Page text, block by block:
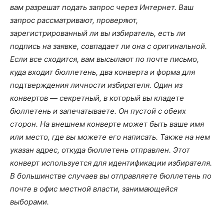
вам разрешат подать запрос через Интернет. Ваш
запрос рассматривают, проверяют,
зарегистрированный ли вы избиратель, есть ли
подпись на заявке, совпадает ли она с оригинальной.
Если все сходится, вам высылают по почте письмо,
куда входит бюллетень, два конверта и форма для
подтверждения личности избирателя. Один из
конвертов — секретный, в который вы кладете
бюллетень и запечатываете. Он пустой с обеих
сторон. На внешнем конверте может быть ваше имя
или место, где вы можете его написать. Также на нем
указан адрес, откуда бюллетень отправлен. Этот
конверт используется для идентификации избирателя.
В большинстве случаев вы отправляете бюллетень по
почте в офис местной власти, занимающейся
выборами.